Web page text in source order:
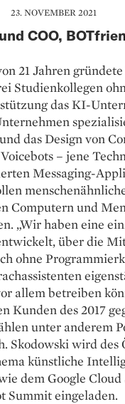
23. NOVEMBER 2021
COO,
21 Jahren
Studienkollegen
das KI-
das Design von
– jene
Messaging-
Computern und
„Wir haben eine
über die
ohne
allem betreiben
Kunden des 2017
unter anderem
Skodowski wird des
künstliche
dem Google
Summit eingeladen.